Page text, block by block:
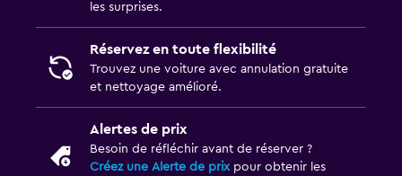
les surprises.
Réservez en toute flexibilité
Trouvez une voiture avec annulation gratuite
et nettoyage amélioré.
Alertes de prix
Besoin de réfléchir avant de réserver ?
Créez une Alerte de prixpour obtenir les